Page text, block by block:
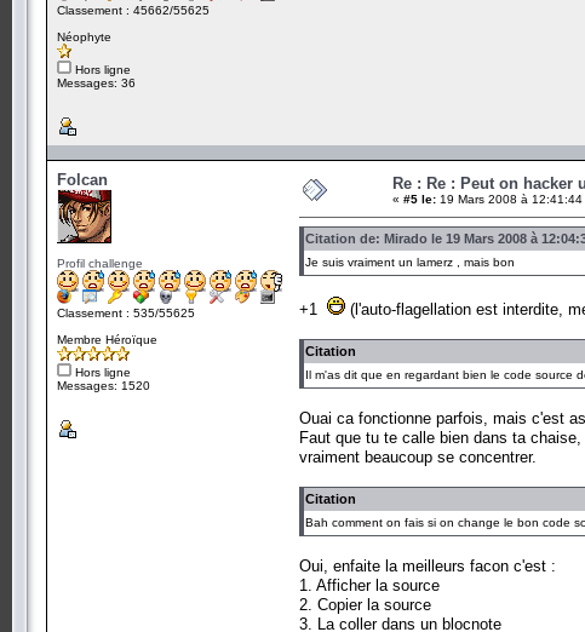
Classement : 45662/55625
Néophyte
Hors ligne
Messages: 36
Folcan
Profil challenge
Classement : 535/55625
Membre Héroïque
Hors ligne
Messages: 1520
Re : Re : Peut on hacker
« #5 le: 19 Mars 2008 à 12:41:44
Citation de: Mirado le 19 Mars 2008 à
Je suis vraiment un lamerz , mais bon
+1 (l'auto-flagellation est interdite,
Citation
Il m'as dit que en regardant bien le code source
Ouai ca fonctionne parfois, mais c'est
Faut que tu te calle bien dans ta
vraiment beaucoup se concentrer.
Citation
Bah comment on fais si on change le bon code
Oui, enfaite la meilleurs facon c'est :
1. Afficher la source
2. Copier la source
3. La coller dans un blocnote